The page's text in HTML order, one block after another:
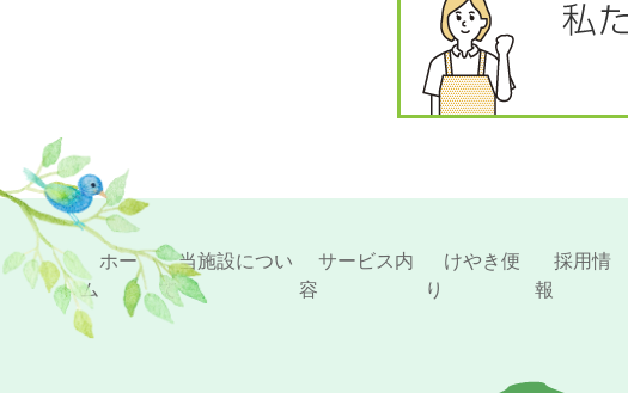
ホー
ム
当施設につい
て
サービス内
容
けやき便
り
採用情
報